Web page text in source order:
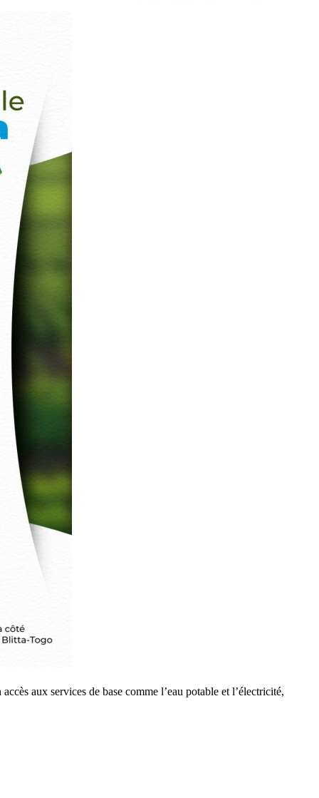
aux services de base comme l’eau potable et l’électricité,